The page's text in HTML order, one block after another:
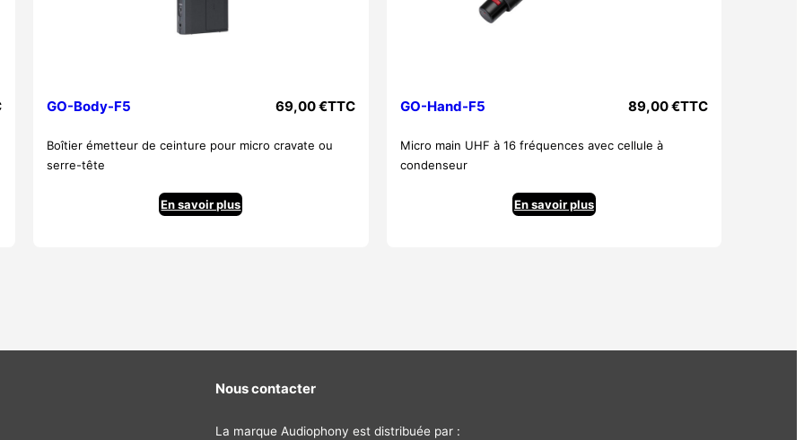
GO-Body-F5 69,00€TTC
Boîtier émetteur de ceinture pour micro cravate ou
serre-tête
En savoir plus
GO-Hand-F5 89,00€TTC
Micro main UHF à 16 fréquences avec cellule à
condenseur
En savoir plus
Nous contacter
La marque Audiophony est distribuée par :